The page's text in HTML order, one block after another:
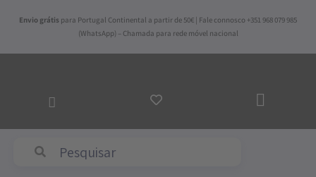
Envio grátis para Portugal Continental a partir de 50€ | Fale connosco +351 968 079 985
(WhatsApp) – Chamada para rede móvel nacional
AO